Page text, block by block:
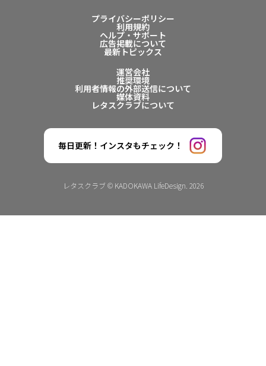
プライバシーポリシー
利用規約
ヘルプ・サポート
広告掲載について
最新トピックス
運営会社
推奨環境
利用者情報の外部送信について
媒体資料
レタスクラブについて
毎日更新！インスタもチェック！
レタスクラブ © KADOKAWA LifeDesign. 2026